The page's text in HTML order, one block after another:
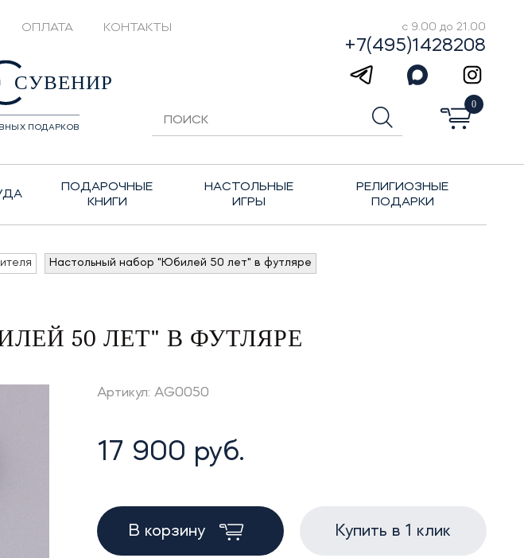
ОПЛАТА КОНТАКТЫ с 9.00 до 21.00
+7(495)1428208
СУВЕНИР
ПОДАРКОВ
0
ПОДАРОЧНЫЕ
КНИГИ
НАСТОЛЬНЫЕ
ИГРЫ
РЕЛИГИОЗНЫЕ
ПОДАРКИ
Настольный набор "Юбилей 50 лет" в футляре
50 ЛЕТ" В ФУТЛЯРЕ
Артикул: AG0050
17 900 руб.
В корзину Купить в 1 клик